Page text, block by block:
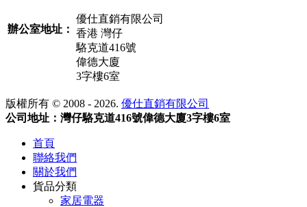
辦公室地址：
優仕直銷有限公司
香港 灣仔
駱克道416號
偉德大廈
3字樓6室
版權所有 © 2008 - 2026. 優仕直銷有限公司
公司地址：灣仔駱克道416號偉德大廈3字樓6室
首頁
聯絡我們
關於我們
貨品分類
家居電器